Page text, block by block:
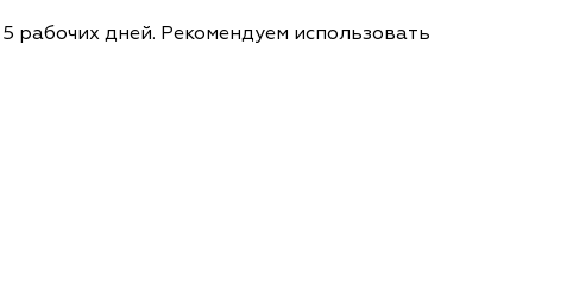
рабочих дней. Рекомендуем использовать